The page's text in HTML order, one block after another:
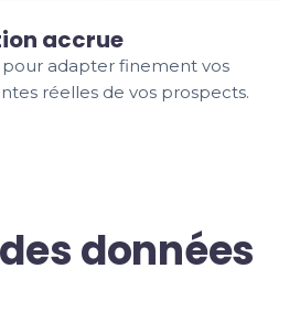
accrue
pour adapter finement vos
réelles de vos prospects.
données